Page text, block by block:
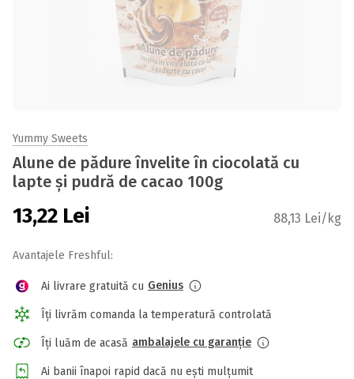
Yummy Sweets
Alune de pădure învelite în ciocolată cu
lapte și pudră de cacao 100g
13,22 Lei 88,13 Lei/kg
Avantajele Freshful:
Ai livrare gratuită cu Genius
Îți livrăm comanda la temperatură controlată
Îți luăm de acasă ambalajele cu garanție
Ai banii înapoi rapid dacă nu ești mulțumit